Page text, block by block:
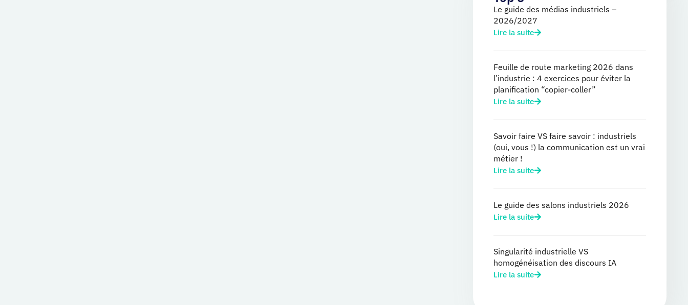
Le guide des médias industriels –
2026/2027
Lire la suite
Feuille de route marketing 2026 dans
l’industrie : 4 exercices pour éviter la
planification “copier-coller”
Lire la suite
Savoir faire VS faire savoir : industriels
(oui, vous !) la communication est un vrai
métier !
Lire la suite
Le guide des salons industriels 2026
Lire la suite
Singularité industrielle VS
homogénéisation des discours IA
Lire la suite